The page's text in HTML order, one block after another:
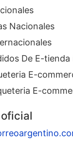
Nacionales
De E-tienda
E-
E-